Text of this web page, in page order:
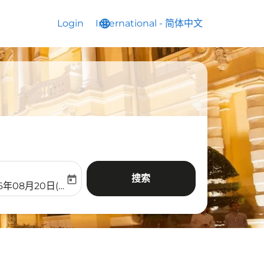
Login language
International - 简体中文
keyboard_arrow_down
labelreturn-date-aria-label
08月20日(周四)
today 搜索